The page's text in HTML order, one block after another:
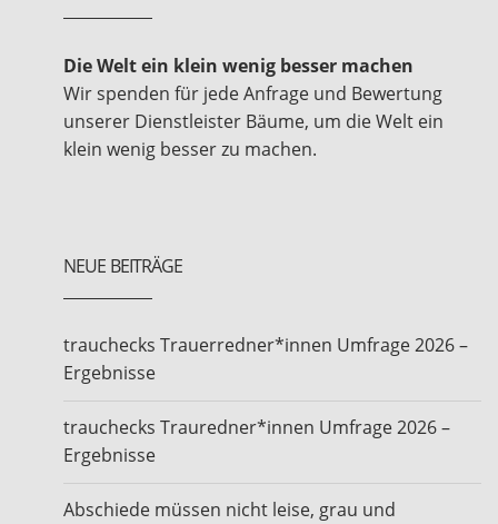
Die Welt ein klein wenig besser machen
Wir spenden für jede Anfrage und Bewertung
unserer Dienstleister Bäume, um die Welt ein
klein wenig besser zu machen.
NEUE BEITRÄGE
trauchecks Trauerredner*innen Umfrage 2026 –
Ergebnisse
trauchecks Trauredner*innen Umfrage 2026 –
Ergebnisse
Abschiede müssen nicht leise, grau und